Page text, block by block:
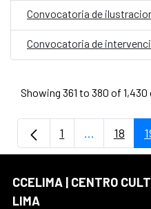
Convocatoria de
Showing 361 to 380 of 1,430
Page
1 ... Page
18
CCELIMA | CENTRO
LIMA